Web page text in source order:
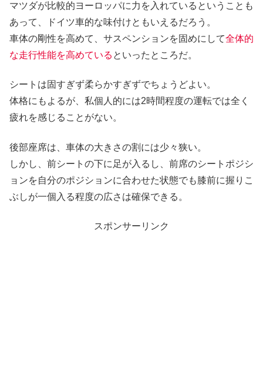
マツダが比較的ヨーロッパに力を入れているということも
あって、ドイツ車的な味付けともいえるだろう。
車体の剛性を高めて、サスペンションを固めにして全体的
な走行性能を高めている といったところだ。
シートは固すぎず柔らかすぎずでちょうどよい。
体格にもよるが、私個人的には2時間程度の運転では全く
疲れを感じることがない。
後部座席は、車体の大きさの割には少々狭い。
しかし、前シートの下に足が入るし、前席のシートポジシ
ョンを自分のポジションに合わせた状態でも膝前に握りこ
ぶしが一個入る程度の広さは確保できる。
スポンサーリンク